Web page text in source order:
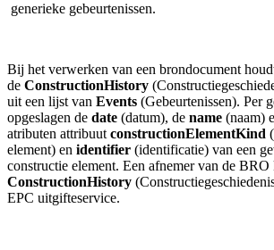
generieke gebeurtenissen.
Bij het verwerken van een brondocument
de ConstructionHistory
uit een lijst van Events (Gebeurtenissen). Per
opgeslagen de date (datum), de name (naam)
atributen attribuut constructionElementKind
element) en identifier (identificatie) van een
constructie element. Een afnemer van de BRO
ConstructionHistory
EPC uitgifteservice.